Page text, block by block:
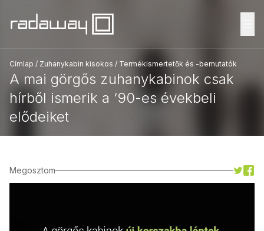
Címlap / Zuhanykabin kisokos / Termékismertetők és -bemutatók
A mai görgős zuhanykabinok csak
hírből ismerik a ‘90-es évekbeli
elődeiket
Megosztom